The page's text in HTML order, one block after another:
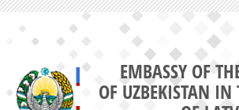
EMBASSY OF
OF UZBEKISTAN IN